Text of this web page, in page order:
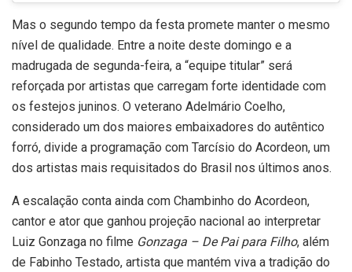
Mas o segundo tempo da festa promete manter o mesmo
nível de qualidade. Entre a noite deste domingo e a
madrugada de segunda-feira, a “equipe titular” será
reforçada por artistas que carregam forte identidade com
os festejos juninos. O veterano Adelmário Coelho,
considerado um dos maiores embaixadores do autêntico
forró, divide a programação com Tarcísio do Acordeon, um
dos artistas mais requisitados do Brasil nos últimos anos.
A escalação conta ainda com Chambinho do Acordeon,
cantor e ator que ganhou projeção nacional ao interpretar
Luiz Gonzaga no filme Gonzaga – De Pai para Filho, além
de Fabinho Testado, artista que mantém viva a tradição do